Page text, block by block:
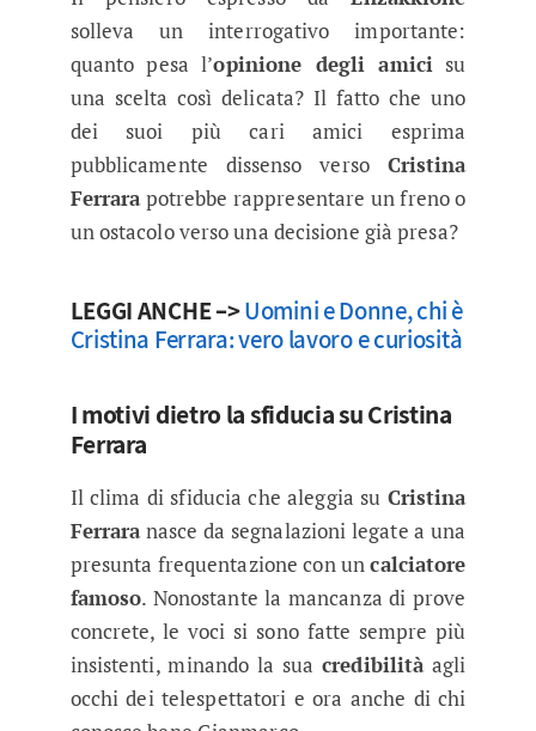
solleva un interrogativo importante:
quanto pesa l’opinione degli amicisu
una scelta così delicata? Il fatto che uno
dei suoi più cari amici esprima
pubblicamente dissenso verso Cristina
Ferrarapotrebbe rappresentare un freno o
un ostacolo verso una decisione già presa?
LEGGI ANCHE –>Uomini e Donne, chi è
Cristina Ferrara: vero lavoro e curiosità
I motivi dietro la sfiducia su Cristina
Ferrara
Il clima di sfiducia che aleggia su Cristina
Ferraranasce da segnalazioni legate a una
presunta frequentazione con uncalciatore
famoso. Nonostante la mancanza di prove
concrete, le voci si sono fatte sempre più
insistenti, minando la suacredibilitàagli
occhi dei telespettatori e ora anche di chi